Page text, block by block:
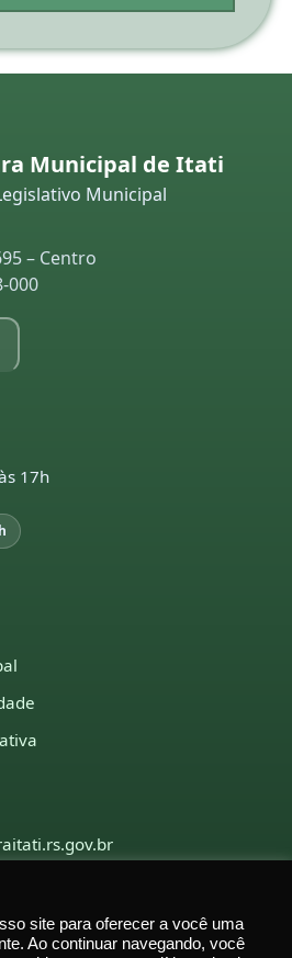
Municipal de Itati
Municipal
– Centro
000
17h
site para oferecer a você uma
Ao continuar navegando, você